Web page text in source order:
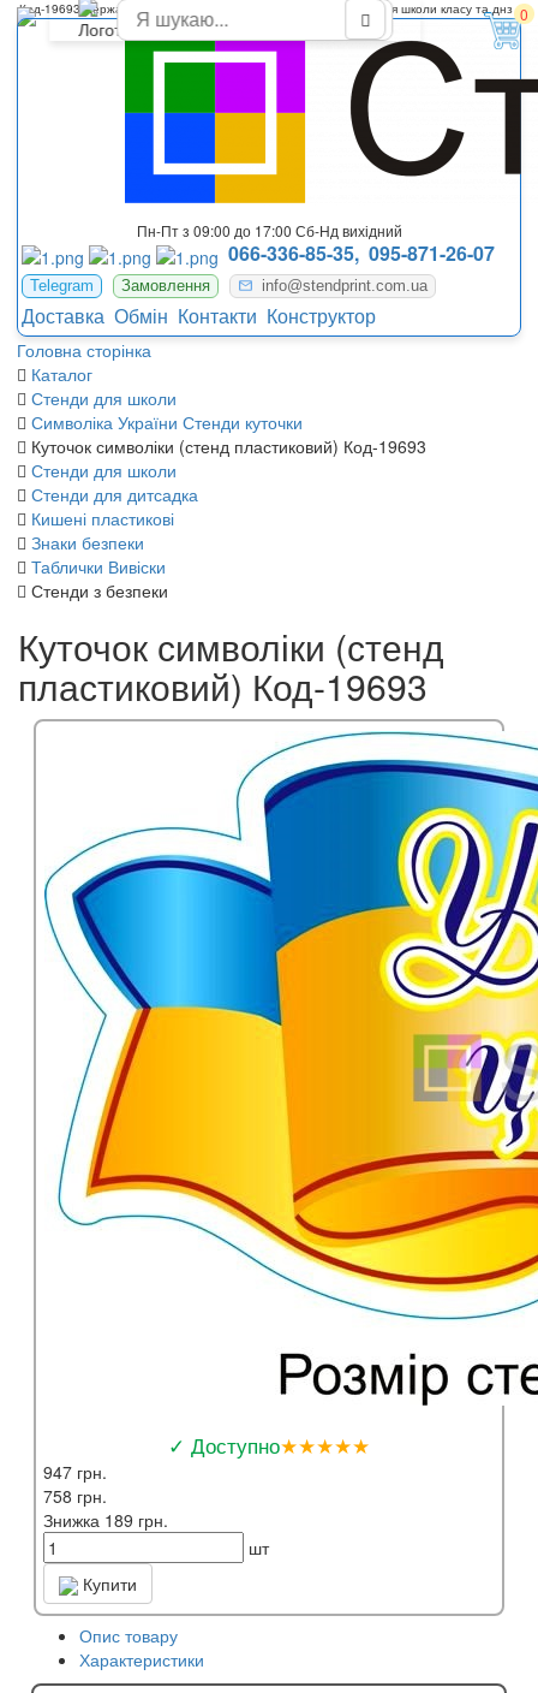
0
Пн-Пт з 09:00 до 17:00 Сб-Нд вихідний
066-336-85-35, 095-871-26-07
Telegram Замовлення info@stendprint.com.ua
Доставка Обмін Контакти Конструктор
Головна сторінка
Каталог
Стенди для школи
Символіка України Стенди куточки
Куточок символіки (стенд пластиковий) Код-19693
Стенди для школи
Стенди для дитсадка
Кишені пластикові
Знаки безпеки
Таблички Вивіски
Стенди з безпеки
Код-19693 Державна символіка України стенди для оформлення школи класу та днз
Куточок символіки (стенд
пластиковий) Код-19693
✓ Доступно★★★★★
947 грн.
758 грн.
Знижка 189 грн.
шт
Купити
Опис товару
Характеристики